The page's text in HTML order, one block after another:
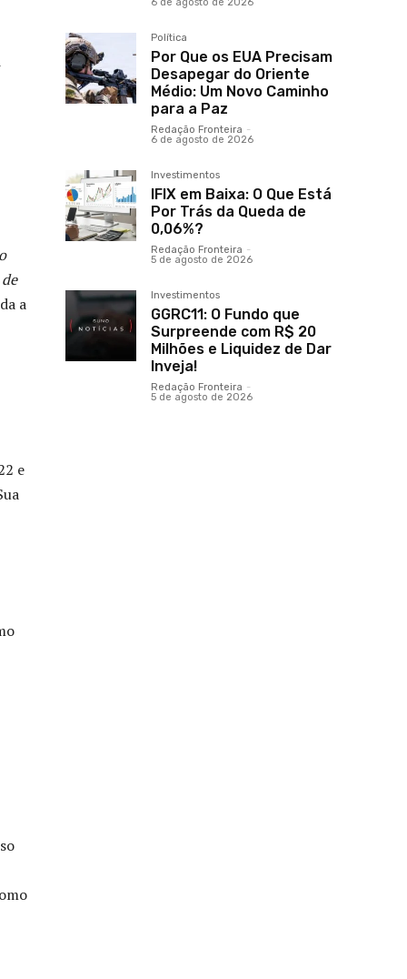
a
e
Política
Por Que os EUA Precisam
Desapegar do Oriente
Médio: Um Novo Caminho
para a Paz
Redação Fronteira -
6 de agosto de 2026
Investimentos
IFIX em Baixa: O Que Está
Por Trás da Queda de
0,06%?
Redação Fronteira -
5 de agosto de 2026
Investimentos
GGRC11: O Fundo que
Surpreende com R$ 20
Milhões e Liquidez de Dar
Inveja!
Redação Fronteira -
5 de agosto de 2026